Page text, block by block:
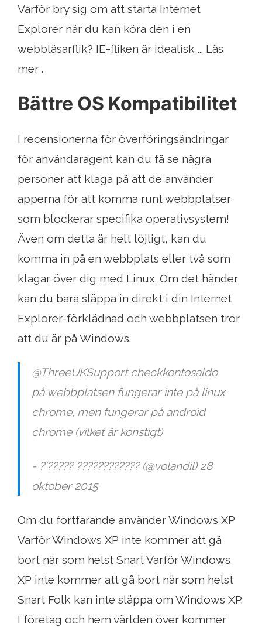
Varför bry sig om att starta Internet
Explorer när du kan köra den i en
webbläsarflik? IE-fliken är idealisk ... Läs
mer .
Bättre OS Kompatibilitet
I recensionerna för överföringsändringar
för användaragent kan du få se några
personer att klaga på att de använder
apperna för att komma runt webbplatser
som blockerar specifika operativsystem!
Även om detta är helt löjligt, kan du
komma in på en webbplats eller två som
klagar över dig med Linux. Om det händer
kan du bara släppa in direkt i din Internet
Explorer-förklädnad och webbplatsen tror
att du är på Windows.
@ThreeUKSupport checkkontosaldo
på webbplatsen fungerar inte på linux
chrome, men fungerar på android
chrome (vilket är konstigt)
- ?'????? ???????????? (@volandil) 28
oktober 2015
Om du fortfarande använder Windows XP
Varför Windows XP inte kommer att gå
bort när som helst Snart Varför Windows
XP inte kommer att gå bort när som helst
Snart Folk kan inte släppa om Windows XP.
I företag och hem världen över kommer